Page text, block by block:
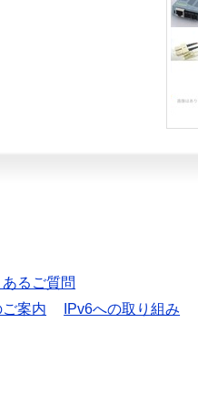
あるご質問
案内
IPv6への取り組み